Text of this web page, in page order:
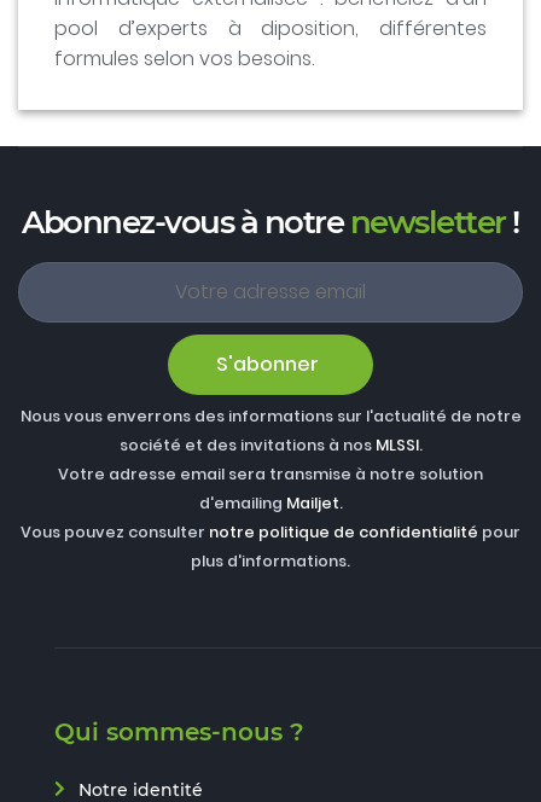
pool d’experts à diposition, différentes
formules selon vos besoins.
Abonnez-vous à notrenewsletter!
S'abonner
Nous vous enverrons des informations sur l'actualité de notre
société et des invitations à nos MLSSI.
Votre adresse email sera transmise à notre solution
d'emailing Mailjet.
Vous pouvez consulter notre politique de confidentialité pour
plus d'informations.
Qui sommes-nous ?
Notre identité